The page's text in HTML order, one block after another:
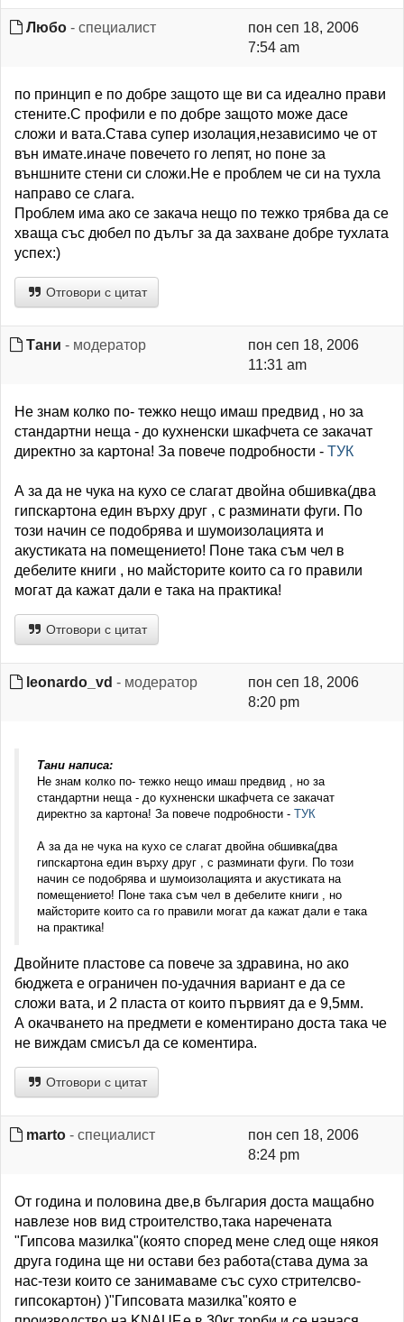
Любо - специалист
пон сеп 18, 2006
7:54 am
по принцип е по добре защото ще ви са идеално прави
стените.С профили е по добре защото може дасе
сложи и вата.Става супер изолация,независимо че от
вън имате.иначе повечето го лепят, но поне за
външните стени си сложи.Не е проблем че си на тухла
направо се слага.
Проблем има ако се закача нещо по тежко трябва да се
хваща със дюбел по дълъг за да захване добре тухлата
успех:)
Отговори с цитат
Тани - модератор
пон сеп 18, 2006
11:31 am
Не знам колко по- тежко нещо имаш предвид , но за
стандартни неща - до кухненски шкафчета се закачат
директно за картона! За повече подробности - ТУК
А за да не чука на кухо се слагат двойна обшивка(два
гипскартона един върху друг , с разминати фуги. По
този начин се подобрява и шумоизолацията и
акустиката на помещението! Поне така съм чел в
дебелите книги , но майсторите които са го правили
могат да кажат дали е така на практика!
Отговори с цитат
leonardo_vd - модератор
пон сеп 18, 2006
8:20 pm
Тани написа:
Не знам колко по- тежко нещо имаш предвид , но за
стандартни неща - до кухненски шкафчета се закачат
директно за картона! За повече подробности - ТУК
А за да не чука на кухо се слагат двойна обшивка(два
гипскартона един върху друг , с разминати фуги. По този
начин се подобрява и шумоизолацията и акустиката на
помещението! Поне така съм чел в дебелите книги , но
майсторите които са го правили могат да кажат дали е така
на практика!
Двойните пластове са повече за здравина, но ако
бюджета е ограничен по-удачния вариант е да се
сложи вата, и 2 пласта от които първият да е 9,5мм.
А окачването на предмети е коментирано доста така че
не виждам смисъл да се коментира.
Отговори с цитат
marto - специалист
пон сеп 18, 2006
8:24 pm
От година и половина две,в българия доста мащабно
навлезе нов вид строителство,така наречената
"Гипсова мазилка"(която според мене след още някоя
друга година ще ни остави без работа(става дума за
нас-тези които се занимаваме със сухо стрителсво-
гипсокартон) )"Гипсовата мазилка"която е